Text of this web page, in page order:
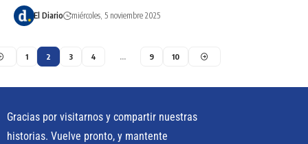
El Diario miércoles, 5 noviembre 2025
1 2 3 4 … 9 10
Gracias por visitarnos y compartir nuestras
historias. Vuelve pronto, y mantente